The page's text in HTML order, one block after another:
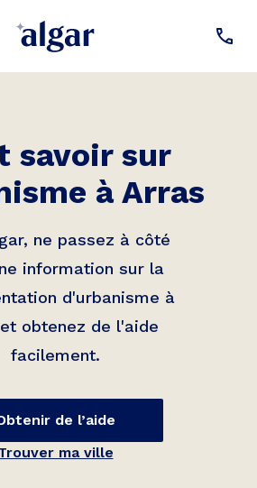
savoir sur
àArras
ne passez à côté
information sur la
d'urbanisme à
et obtenez de l'aide
facilement.
de l’aide
ma ville